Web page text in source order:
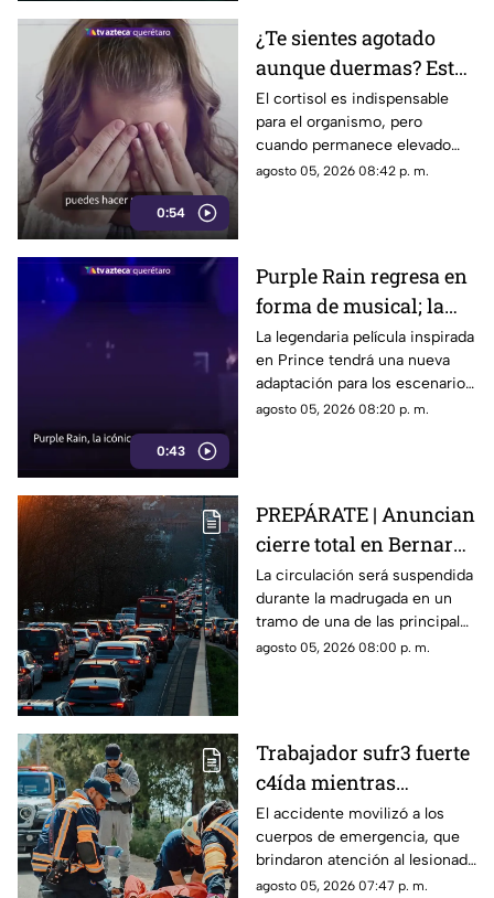
0:54
¿Te sientes agotado
aunque duermas? Estos
hábitos pueden ayudar
a regular el cortisol
El cortisol es indispensable
para el organismo, pero
cuando permanece elevado
por largos periodos puede
agosto 05, 2026 08:42 p. m.
0:43
Purple Rain regresa en
forma de musical; la
historia de Prince
llegará renovada
La legendaria película inspirada
en Prince tendrá una nueva
adaptación para los escenarios
con un enfoque distinto al de
agosto 05, 2026 08:20 p. m.
PREPÁRATE | Anuncian
cierre total en Bernardo
Quintana; este será el
horario
La circulación será suspendida
durante la madrugada en un
tramo de una de las principales
vialidades de Querétaro.
agosto 05, 2026 08:00 p. m.
Trabajador sufr3 fuerte
c4ída mientras
trabajaba en Guadalupe
La Venta
El accidente movilizó a los
cuerpos de emergencia, que
brindaron atención al lesionado
antes de trasladarlo a un
agosto 05, 2026 07:47 p. m.